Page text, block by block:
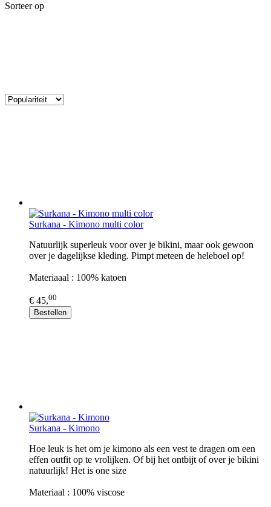
Sorteer op
Surkana - Kimono multi color
Natuurlijk superleuk voor over je bikini, maar ook gewoon
over je dagelijkse kleding. Pimpt meteen de heleboel op!
Materiaaal : 100% katoen
€ 45,00
Bestellen
Surkana - Kimono
Hoe leuk is het om je kimono als een vest te dragen om een
effen outfit op te vrolijken. Of bij het ontbijt of over je bikini
natuurlijk! Het is one size
Materiaal : 100% viscose